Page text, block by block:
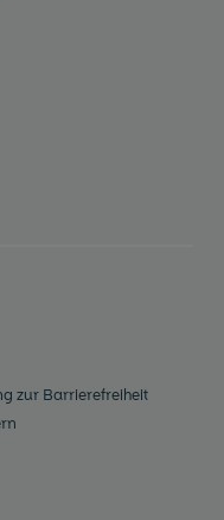
zur Barrierefreiheit